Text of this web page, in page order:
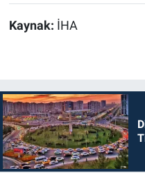
Kaynak: İHA